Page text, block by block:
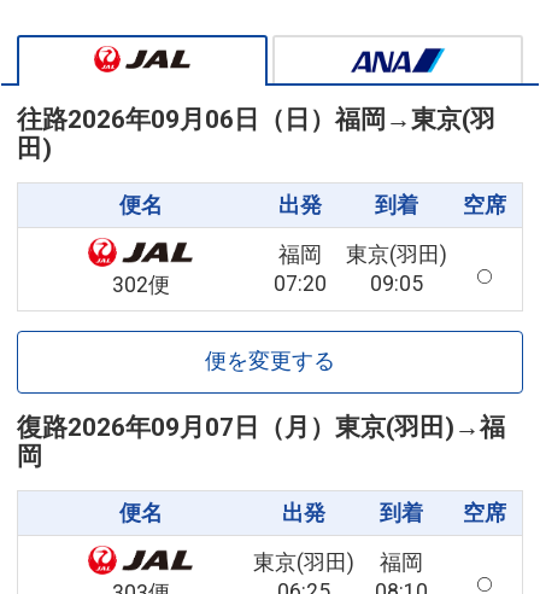
往路2026年09月06日（日）福岡 →東京(羽
田)
便名 出発 到着 空席
302便
福岡
07:20
東京(羽田)
09:05
便を変更する
復路2026年09月07日（月） 東京(羽田) →福
岡
便名 出発 到着 空席
東京(羽田)
福岡